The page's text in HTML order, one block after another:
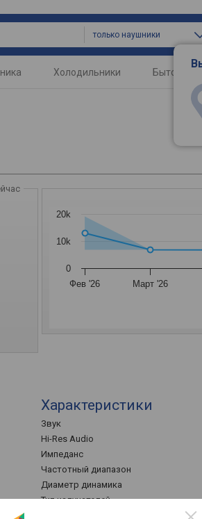
только наушники
Холодильники Бытовая
Фев '26 Март '26
0
10k
20k
Характеристики
Звук
Hi-Res Audio
Импеданс
Частотный диапазон
Диаметр динамика
Тип излучателей